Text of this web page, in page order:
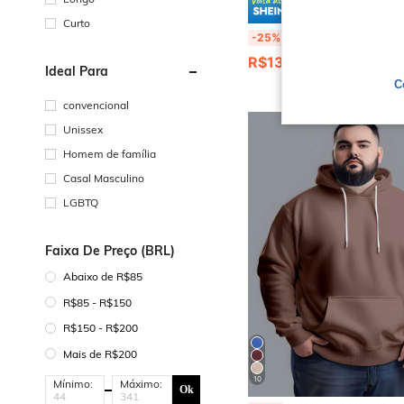
Curto
Ideal Para
convencional
Unissex
Homem de família
Casal Masculino
LGBTQ
Faixa De Preço (BRL)
Abaixo de R$85
R$85 - R$150
R$150 - R$200
Mais de R$200
Mínimo: Máximo: Ok
-25%
R$133,46
10